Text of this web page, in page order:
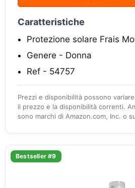
Caratteristiche
Protezione solare Frais
Genere - Donna
Ref - 54757
Prezzi e disponibilità possono
il prezzo e la disponibilità correnti.
sono marchi di Amazon.com, Inc. o
Bestseller #9